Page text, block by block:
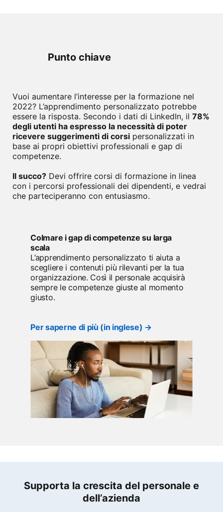
Punto chiave
Vuoi aumentare l’interesse per la formazione nel
2022? L’apprendimento personalizzato potrebbe
essere la risposta. Secondo i dati di LinkedIn, il78%
degli utenti ha espresso la necessità di poter
ricevere suggerimenti di corsi personalizzati in
base ai propri obiettivi professionali e gap di
competenze.
Il succo? Devi offrire corsi di formazione in linea
con i percorsi professionali dei dipendenti, e vedrai
che parteciperanno con entusiasmo.
Colmare i gap di competenze su larga
scala
L’apprendimento personalizzato ti aiuta a
scegliere i contenuti più rilevanti per la tua
organizzazione. Così il personale acquisirà
sempre le competenze giuste al momento
giusto.
opens in a new tab
Per saperne di più (in inglese) →
Supporta la crescita del personale e
dell’azienda